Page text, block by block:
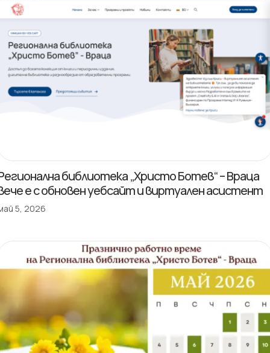
библиотека „Христо Ботев“ – Враца
е с обновен уебсайт и виртуален асистент
5, 2026